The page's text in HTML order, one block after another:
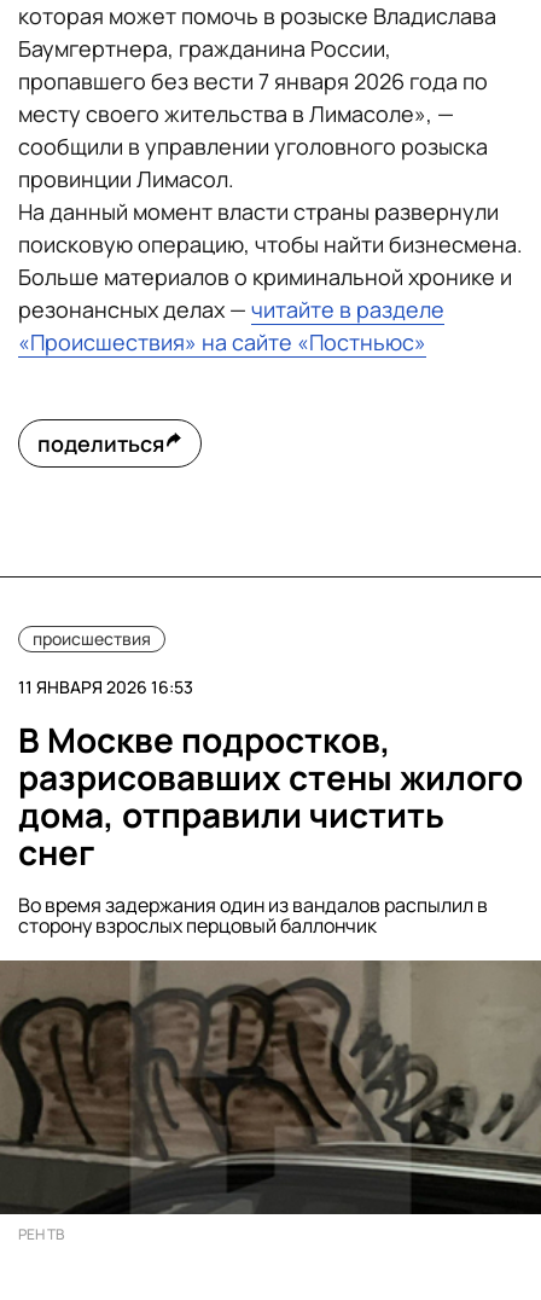
которая может помочь в розыске Владислава
Баумгертнера, гражданина России,
пропавшего без вести 7 января 2026 года по
месту своего жительства в Лимасоле», —
сообщили в управлении уголовного розыска
провинции Лимасол.
На данный момент власти страны развернули
поисковую операцию, чтобы найти бизнесмена.
Больше материалов о криминальной хронике и
резонансных делах — читайте в разделе
«Происшествия» на сайте «Постньюс»
поделиться
происшествия
11 ЯНВАРЯ 2026 16:53
В Москве подростков,
разрисовавших стены жилого
дома, отправили чистить
снег
Во время задержания один из вандалов распылил в
сторону взрослых перцовый баллончик
РЕН ТВ